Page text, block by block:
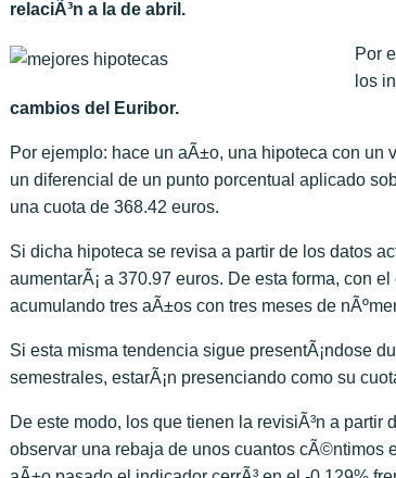
relaciÃ³n a la de abril.
Por
los
cambios del Euribor.
Por ejemplo: hace un aÃ±o, una hipoteca con un
un diferencial de un punto porcentual aplicado
una cuota de 368.42 euros.
Si dicha hipoteca se revisa a partir de los datos
aumentarÃ¡ a 370.97 euros. De esta forma, con
acumulando tres aÃ±os con tres meses de
Si esta misma tendencia sigue presentÃ¡ndose
semestrales, estarÃ¡n presenciando como su
De este modo, los que tienen la revisiÃ³n a
observar una rebaja de unos cuantos cÃ©ntimos